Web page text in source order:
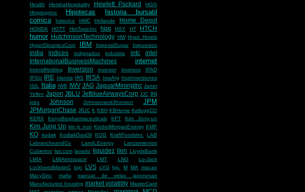
Health
HershaHospitality Hewlett Packard
HGG
HhgreggInc
Hipotecas
historia bursatil
comica
historico HMC Hollande Home Depot
HONDA HOTT HotTopicInc hpq HSY HT HTCH
humor HutchinsonTechnology HW Hyatt Hotels
HyperDinamicsCorp
IBM ImperialSugar Impuestos
india indices indignados industria intc
intel
InternationalBusinessMachines
internet
IntersilHolding Inversion inversor inversos
IPAD
IPSU
IRE Irlanda IRS IRSA IrsaArg
IrsaInversiones
ISIL
Italia IWB IWV JAG JaguarMiningInc Janet
Yellen Japon JBLU JetblueAirwaysCorp JJC jnj
jobs Johnson JohnsonandJhonson JPM
JPMorganChase JRJC K KBH KBHome KelloggCO
KERX
KeryxBiopharmaceuticals KFT Kim Jong-un
Kim Jung Un kin jo nun KinderMorganEnergy KMP
KO kodak KodiakGasOil KOG KraftFoodsInc
LAB
LabrancheandCo
LandLEnergy
Lanzamientos
Cubiertos
las.com lavado liquidez llen
LloydsBank
LMIA
LMIAerospace LMT LNG
Lo-Jack
LockheedMartinC
lojn LVS LYG lyg. M MA macao
MacySinc
mafia
manual de velas japonesas
Manufactured housing market volatility MasterCard